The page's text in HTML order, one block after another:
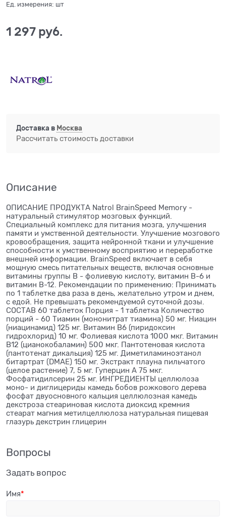
Ед. измерения: шт
1 297 руб.
Доставка в Москва
Рассчитать стоимость доставки
Описание
ОПИСАНИЕ ПРОДУКТА Natrol BrainSpeed Memory -
натуральный стимулятор мозговых функций.
Специальный комплекс для питания мозга, улучшения
памяти и умственной деятельности. Улучшение мозгового
кровообращения, защита нейронной ткани и улучшение
способности к умственному восприятию и переработке
внешней информации. BrainSpeed включает в себя
мощную смесь питательных веществ, включая основные
витамины группы В - фолиевую кислоту, витамин B-6 и
витамин B-12. Рекомендации по применению: Принимать
по 1 таблетке два раза в день, желательно утром и днем,
с едой. Не превышать рекомендуемой суточной дозы.
СОСТАВ 60 таблеток Порция - 1 таблетка Количество
порций - 60 Тиамин (мононитрат тиамина) 50 мг. Ниацин
(ниацинамид) 125 мг. Витамин В6 (пиридоксин
гидрохлорид) 10 мг. Фолиевая кислота 1000 мкг. Витамин
В12 (цианокобаламин) 500 мкг. Пантотеновая кислота
(пантотенат дикальция) 125 мг. Диметиламиноэтанол
битартрат (DMAE) 150 мг. Экстракт плауна пильчатого
(целое растение) 7, 5 мг. Гуперцин А 75 мкг.
Фосфатидилсерин 25 мг. ИНГРЕДИЕНТЫ целлюлоза
моно- и диглицериды камедь бобов рожкового дерева
фосфат двуосновного кальция целлюлозная камедь
декстроза стеариновая кислота диоксид кремния
стеарат магния метилцеллюлоза натуральная пищевая
глазурь декстрин глицерин
Вопросы
Задать вопрос
Имя